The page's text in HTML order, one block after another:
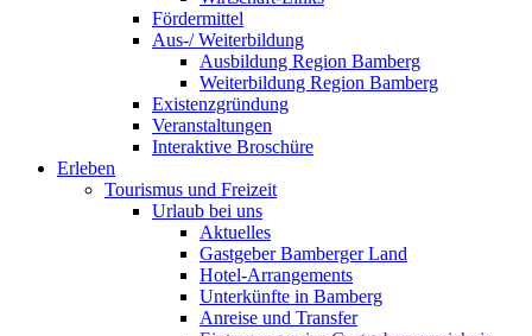
Fördermittel
Aus-/ Weiterbildung
Ausbildung Region Bamberg
Weiterbildung Region Bamberg
Existenzgründung
Veranstaltungen
Interaktive Broschüre
Erleben
Tourismus und Freizeit
Urlaub bei uns
Aktuelles
Gastgeber Bamberger Land
Hotel-Arrangements
Unterkünfte in Bamberg
Anreise und Transfer